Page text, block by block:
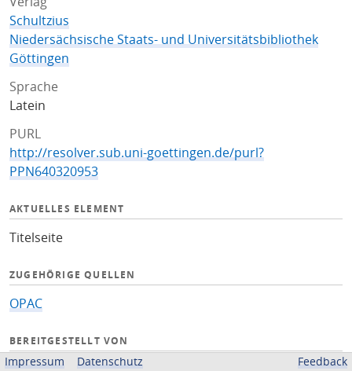
Schultzius
Niedersächsische Staats- und Universitätsbibliothek
Göttingen
Sprache
Latein
PURL
http://resolver.sub.uni-goettingen.de/purl?
PPN640320953
AKTUELLES ELEMENT
Titelseite
ZUGEHÖRIGE QUELLEN
OPAC
BEREITGESTELLT VON
Impressum Datenschutz Feedback